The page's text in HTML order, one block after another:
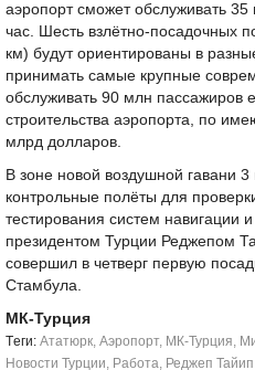
аэропорт сможет обслуживать 35
час. Шесть взлётно-посадочных
км) будут ориентированы в
принимать самые крупные
обслуживать 90 млн пассажиров
строительства аэропорта, по
млрд долларов.
В зоне новой воздушной гавани
контрольные полёты для
тестирования систем навигации
президентом Турции Реджепом
совершил в четверг первую
Стамбула.
МК-Турция
Tеги: Ататюрк, Аэропорт, МК-Турция,
Новости Турции, Работа, Реджеп